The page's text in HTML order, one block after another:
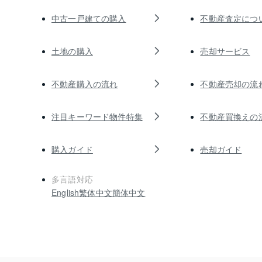
中古一戸建ての購入
土地の購入
不動産購入の流れ
注目キーワード物件特集
購入ガイド
多言語対応
English繁体中文簡体中文
不動産査定につ
売却サービス
不動産売却の流
不動産買換えの
売却ガイド